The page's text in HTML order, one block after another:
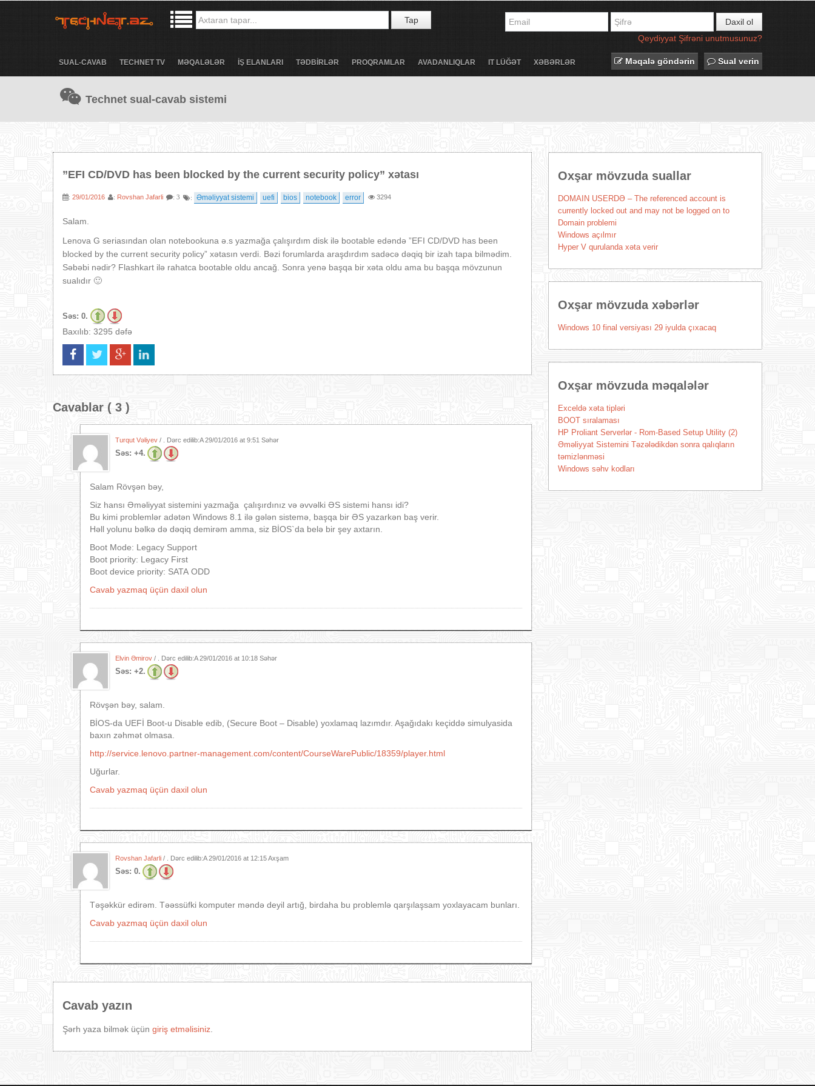
Tap
Daxil ol
Qeydiyyat Şifrəni unutmusunuz?
SUAL-CAVAB TECHNET TV MƏQALƏLƏR İŞ ELANLARI TƏDBİRLƏR PROQRAMLAR AVADANLIQLAR IT LÜĞƏT XƏBƏRLƏR Məqalə göndərin Sual verin
Technet sual-cavab sistemi
”EFI CD/DVD has been blocked by the current security policy” xətası
: 29/01/2016 : Rovshan Jafarli : 3 : Əməliyyat sistemi uefi bios notebook error 3294
Salam.
Lenova G seriasından olan notebookuna ə.s yazmağa çalışırdım disk ilə bootable edəndə ”EFI CD/DVD has been
blocked by the current security policy” xətasın verdi. Bəzi forumlarda araşdırdım sadəcə dəqiq bir izah tapa bilmədim.
Səbəbi nədir? Flashkart ilə rahatca bootable oldu ancağ. Sonra yenə başqa bir xəta oldu ama bu başqa mövzunun
sualıdır 🙂
Səs: 0.
Baxılıb: 3295 dəfə
Cavablar ( 3 )
Turqut Vəliyev / . Dərc edilib:A29/01/2016 at 9:51 Səhər
Səs: +4.
Salam Rövşən bəy,
Siz hansı Əməliyyat sistemini yazmağa çalışırdınız və əvvəlki ƏS sistemi hansı idi?
Bu kimi problemlər adətən Windows 8.1 ilə gələn sistemə, başqa bir ƏS yazarkən baş verir.
Həll yolunu bəlkə də dəqiq demirəm amma, siz BİOS`da belə bir şey axtarın.
Boot Mode: Legacy Support
Boot priority: Legacy First
Boot device priority: SATA ODD
Cavab yazmaq üçün daxil olun
Elvin Əmirov / . Dərc edilib:A29/01/2016 at 10:18 Səhər
Səs: +2.
Rövşən bəy, salam.
BİOS-da UEFİ Boot-u Disable edib, (Secure Boot – Disable) yoxlamaq lazımdır. Aşağıdakı keçiddə simulyasida
baxın zəhmət olmasa.
http://service.lenovo.partner-management.com/content/CourseWarePublic/18359/player.html
Uğurlar.
Cavab yazmaq üçün daxil olun
Rovshan Jafarli / . Dərc edilib:A29/01/2016 at 12:15 Axşam
Səs: 0.
Təşəkkür edirəm. Təəssüfki komputer məndə deyil artığ, birdaha bu problemlə qarşılaşsam yoxlayacam bunları.
Cavab yazmaq üçün daxil olun
Cavab yazın
Şərh yaza bilmək üçün giriş etməlisiniz
Oxşar mövzuda suallar
DOMAIN USERDƏ – The referenced account is
currently locked out and may not be logged on to
Domain problemi
Windows açılmır
Hyper V qurulanda xəta verir
Oxşar mövzuda xəbərlər
Windows 10 final versiyası 29 iyulda çıxacaq
Oxşar mövzuda məqalələr
Exceldə xəta tipləri
BOOT sıralaması
HP Proliant Serverlər - Rom-Based Setup Utility (2)
Əməliyyat Sistemini Təzələdikdən sonra qalıqların
təmizlənməsi
Windows səhv kodları